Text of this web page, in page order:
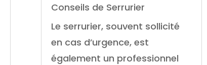
Conseils de Serrurier
Le serrurier, souvent sollicité
en cas d’urgence, est
également un professionnel